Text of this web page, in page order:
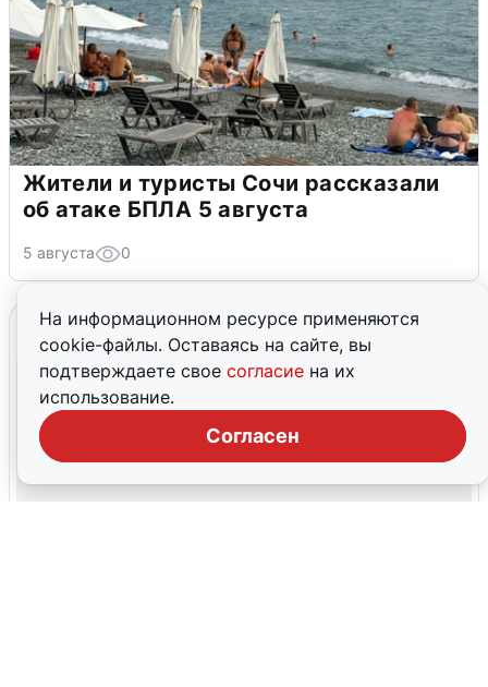
На информационном ресурсе применяются
cookie-файлы. Оставаясь на сайте, вы
подтверждаете свое согласие на их
использование.
Согласен
Жители и туристы Сочи рассказали
об атаке БПЛА 5 августа
5 августа 0